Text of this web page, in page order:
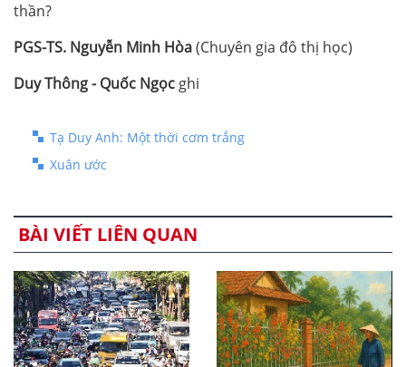
thần?
PGS-TS. Nguyễn Minh Hòa(Chuyên gia đô thị học)
Duy Thông - Quốc Ngọc ghi
Tạ Duy Anh: Một thời cơm trắng
Xuân ước
BÀI VIẾT LIÊN QUAN